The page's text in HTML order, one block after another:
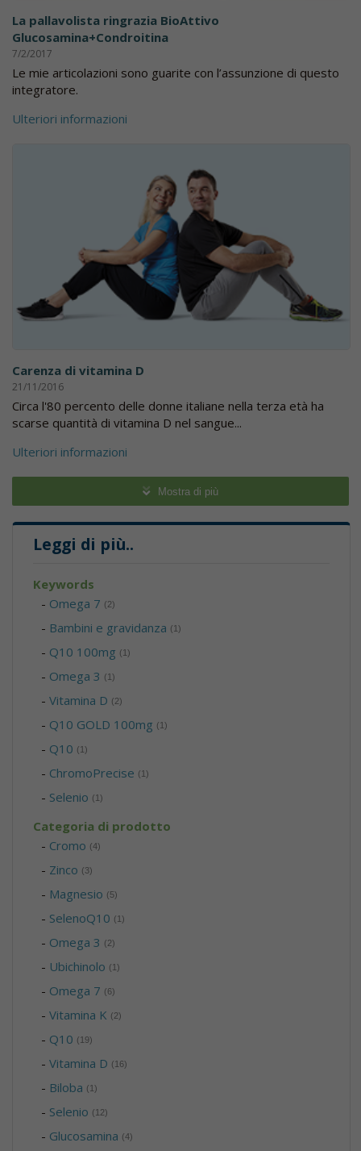
La pallavolista ringrazia BioAttivo
Glucosamina+Condroitina
7/2/2017
Le mie articolazioni sono guarite con l’assunzione di questo
integratore.
Ulteriori informazioni
Carenza di vitamina D
21/11/2016
Circa l'80 percento delle donne italiane nella terza età ha
scarse quantità di vitamina D nel sangue...
Ulteriori informazioni
Mostra di più
Leggi di più..
Keywords
- Omega 7 (2)
- Bambini e gravidanza (1)
- Q10 100mg (1)
- Omega 3 (1)
-Vitamina D (2)
- Q10 GOLD 100mg (1)
- Q10 (1)
- ChromoPrecise (1)
- Selenio (1)
Categoria di prodotto
- Cromo (4)
- Zinco (3)
- Magnesio (5)
- SelenoQ10 (1)
- Omega 3 (2)
- Ubichinolo (1)
- Omega 7 (6)
-Vitamina K (2)
- Q10 (19)
-Vitamina D (16)
- Biloba (1)
- Selenio (12)
- Glucosamina (4)